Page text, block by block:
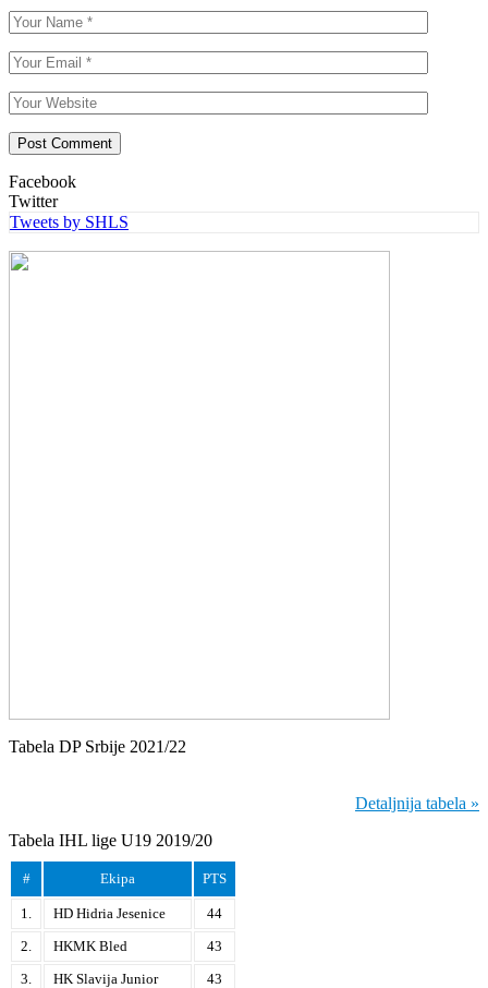
Facebook
Twitter
Tweets by SHLS
Tabela DP Srbije 2021/22
Detaljnija tabela »
Tabela IHL lige U19 2019/20
# Ekipa PTS
1. HD Hidria Jesenice
44
2.
HKMK Bled
43
3.
HK Slavija Junior
43